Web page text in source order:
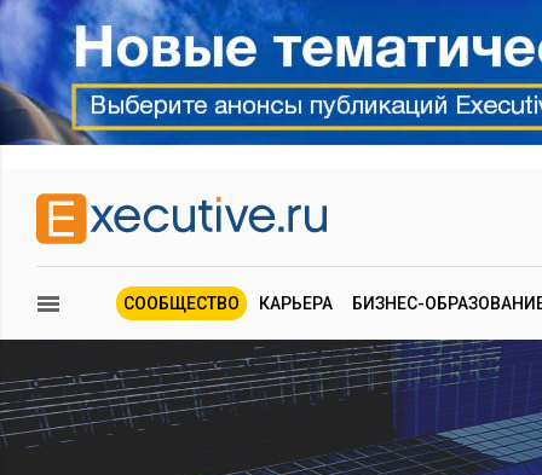
СООБЩЕСТВО КАРЬЕРА БИЗНЕС-